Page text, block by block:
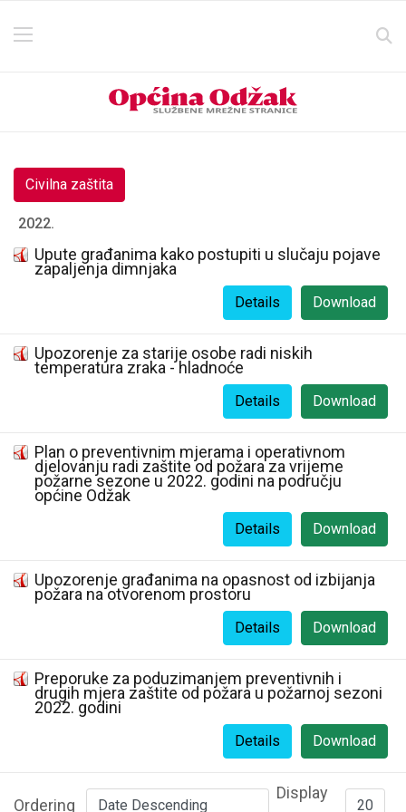
Civilna zaštita
2022.
Upute građanima kako postupiti u slučaju pojave
zapaljenja dimnjaka
Download
Details
Upozorenje za starije osobe radi niskih
temperatura zraka - hladnoće
Download
Details
Plan o preventivnim mjerama i operativnom
djelovanju radi zaštite od požara za vrijeme
požarne sezone u 2022. godini na području
općine Odžak
Download
Details
Upozorenje građanima na opasnost od izbijanja
požara na otvorenom prostoru
Download
Details
Preporuke za poduzimanjem preventivnih i
drugih mjera zaštite od požara u požarnoj sezoni
2022. godini
Download
Details
Ordering
Display